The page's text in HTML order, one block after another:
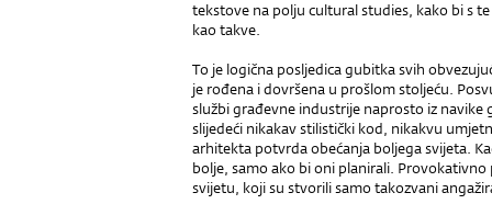
tekstove na polju cultural studies, kako bi s
kao takve.
To je logična posljedica gubitka svih
je rođena i dovršena u prošlom stoljeću.
službi građevne industrije naprosto iz navike
slijedeći nikakav stilistički kod, nikakvu
arhitekta potvrda obećanja boljega svijeta.
bolje, samo ako bi oni planirali.
svijetu, koji su stvorili samo takozvani